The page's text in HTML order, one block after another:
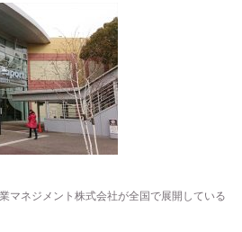
マネジメント株式会社が全国で展開している